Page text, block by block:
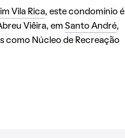
Vila Rica, este condomínio é
Viêira, em Santo André,
como Núcleo de Recreação